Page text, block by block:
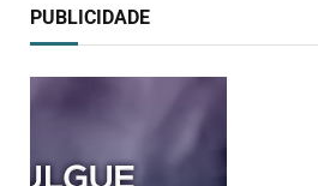
PUBLICIDADE